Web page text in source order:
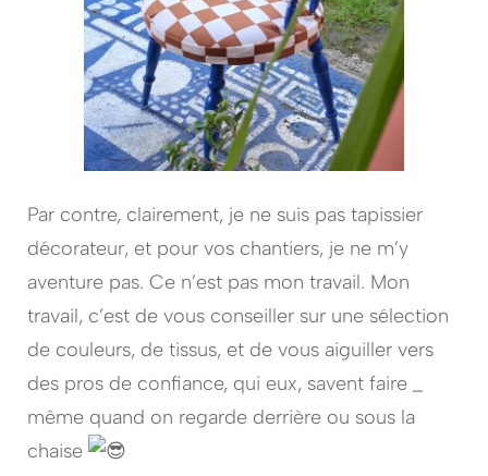
Par contre, clairement, je ne suis pas tapissier
décorateur, et pour vos chantiers, je ne m’y
aventure pas. Ce n’est pas mon travail. Mon
travail, c’est de vous conseiller sur une sélection
de couleurs, de tissus, et de vous aiguiller vers
des pros de confiance, qui eux, savent faire _
même quand on regarde derrière ou sous la
chaise